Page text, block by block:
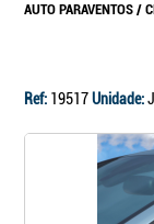
AUTO PARAVENTOS
Ref: 19517Unidade: